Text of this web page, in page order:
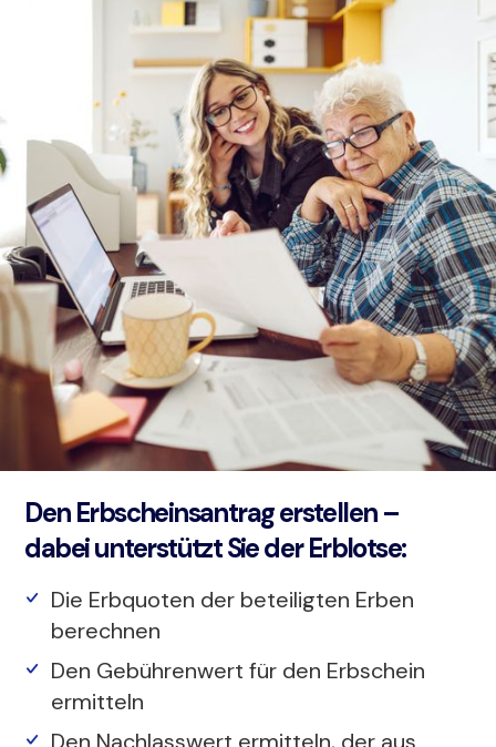
Den Erbscheinsantrag erstellen –
dabei unterstützt Sie der Erblotse:
Die Erbquoten der beteiligten Erben
berechnen
Den Gebührenwert für den Erbschein
ermitteln